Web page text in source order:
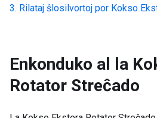
Rilataj ŝlosilvortoj por Kokso
Enkonduko al la
Rotator Streĉado